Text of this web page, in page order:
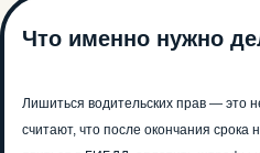
Что именно нужно
Лишиться водительских прав — это
считают, что после окончания срока